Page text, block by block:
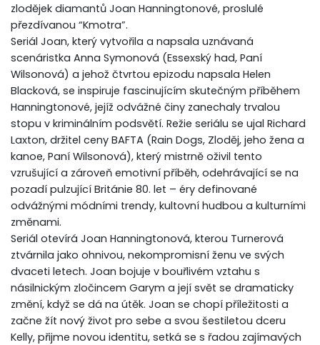
zlodějek diamantů Joan Hanningtonové, proslulé
přezdívanou “Kmotra”.
Seriál Joan, který vytvořila a napsala uznávaná
scenáristka Anna Symonová (Essexský had, Paní
Wilsonová) a jehož čtvrtou epizodu napsala Helen
Blacková, se inspiruje fascinujícím skutečným příběhem
Hanningtonové, jejíž odvážné činy zanechaly trvalou
stopu v kriminálním podsvětí. Režie seriálu se ujal Richard
Laxton, držitel ceny BAFTA (Rain Dogs, Zloděj, jeho žena a
kanoe, Paní Wilsonová), který mistrně oživil tento
vzrušující a zároveň emotivní příběh, odehrávající se na
pozadí pulzující Británie 80. let – éry definované
odvážnými módními trendy, kultovní hudbou a kulturními
změnami.
Seriál otevírá Joan Hanningtonová, kterou Turnerová
ztvárnila jako ohnivou, nekompromisní ženu ve svých
dvaceti letech. Joan bojuje v bouřlivém vztahu s
násilnickým zločincem Garym a její svět se dramaticky
změní, když se dá na útěk. Joan se chopí příležitosti a
začne žít nový život pro sebe a svou šestiletou dceru
Kelly, přijme novou identitu, setká se s řadou zajímavých